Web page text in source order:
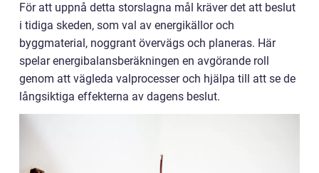
För att uppnå detta storslagna mål kräver det att beslut
i tidiga skeden, som val av energikällor och
byggmaterial, noggrant övervägs och planeras. Här
spelar energibalansberäkningen en avgörande roll
genom att vägleda valprocesser och hjälpa till att se de
långsiktiga effekterna av dagens beslut.